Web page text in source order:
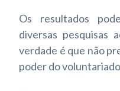
Os resultados
diversas pesquisas
verdade é que não
poder do